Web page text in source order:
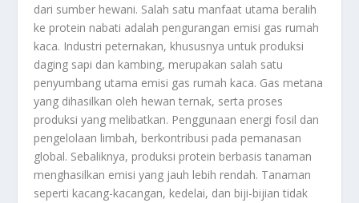
dari sumber hewani. Salah satu manfaat utama beralih
ke protein nabati adalah pengurangan emisi gas rumah
kaca. Industri peternakan, khususnya untuk produksi
daging sapi dan kambing, merupakan salah satu
penyumbang utama emisi gas rumah kaca. Gas metana
yang dihasilkan oleh hewan ternak, serta proses
produksi yang melibatkan. Penggunaan energi fosil dan
pengelolaan limbah, berkontribusi pada pemanasan
global. Sebaliknya, produksi protein berbasis tanaman
menghasilkan emisi yang jauh lebih rendah. Tanaman
seperti kacang-kacangan, kedelai, dan biji-bijian tidak